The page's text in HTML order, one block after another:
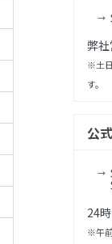
弊
※土
す。
公
24
※午